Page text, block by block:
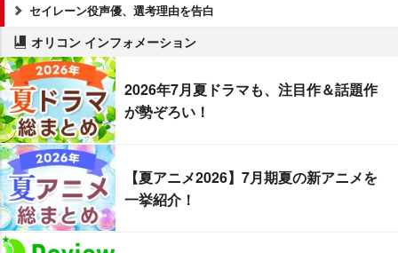
セイレーン役声優、選考理由を告白
オリコン インフォメーション
2026年7月夏ドラマも、注目作＆話題作
が勢ぞろい！
【夏アニメ2026】7月期夏の新アニメを
一挙紹介！